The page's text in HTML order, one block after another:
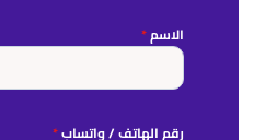
الاسم*
رقم الهاتف / واتساب*